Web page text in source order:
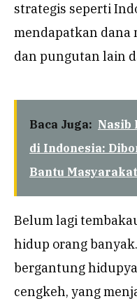
strategis seperti
mendapatkan dana
dan pungutan lain
Baca Juga: Nasib
di Indonesia:
Bantu
Belum lagi
hidup orang
bergantung
cengkeh, yang